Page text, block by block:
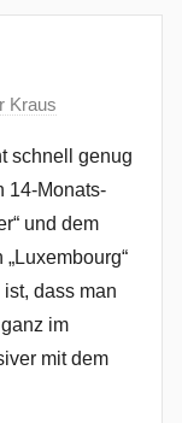
Kraus
schnell genug
14-Monats-
und dem
dass man
im
mit dem